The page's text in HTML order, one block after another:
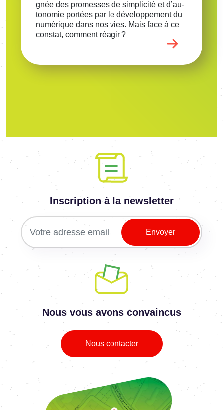
gnée des promesses de simpli­cité et d’au­
to­no­mie portées par le déve­lop­pe­ment du
numé­rique dans nos vies. Mais face à ce
constat, comment réagir ?
Inscription à la newsletter
Nous vous avons convaincus
Nous contacter